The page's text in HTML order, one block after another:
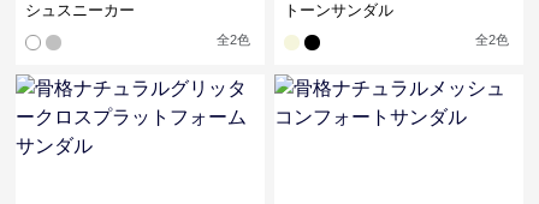
シュスニーカー
全2色
トーンサンダル
全2色